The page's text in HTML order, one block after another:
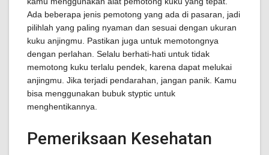
Ada beberapa jenis pemotong yang ada di pasaran, jadi
pilihlah yang paling nyaman dan sesuai dengan ukuran
kuku anjingmu. Pastikan juga untuk memotongnya
dengan perlahan. Selalu berhati-hati untuk tidak
memotong kuku terlalu pendek, karena dapat melukai
anjingmu. Jika terjadi pendarahan, jangan panik. Kamu
bisa menggunakan bubuk styptic untuk
menghentikannya.
Pemeriksaan Kesehatan